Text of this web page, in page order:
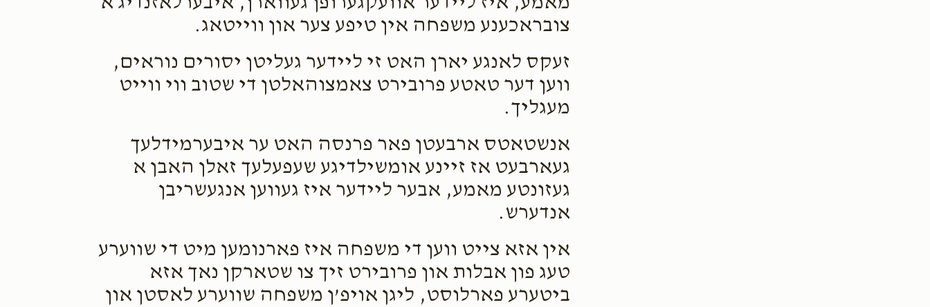
צובראכענע משפחה אין טיפע צער און ווייטאג.
זעקס לאנגע יארן האט זי ליידער געליטן יסורים נוראים,
ווען דער טאטע פרובירט צאמצוהאלטן די שטוב ווי ווייט
מעגליך.
אנשטאטס ארבעטן פאר פרנסה האט ער איבערמידלעך
געארבעט אז זיינע אומשילדיגע שעפעלעך זאלן האבן א
געזונטע מאמע, אבער ליידער איז געווען אנגעשריבן
אנדערש.
אין אזא צייט ווען די משפחה איז פארנומען מיט די שווערע
טעג פון אבלות און פרובירט זיך צו שטארקן נאך אזא
ביטערע פארלוסט, ליגן אויפ’ן משפחה שווערע לאסטן און